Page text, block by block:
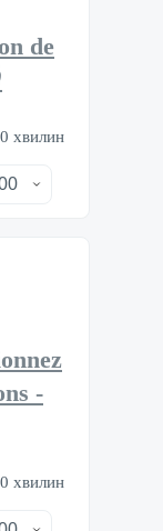
de
хвилин
-
хвилин